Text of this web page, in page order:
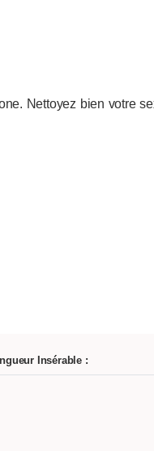
Nettoyez bien votre
Insérable :